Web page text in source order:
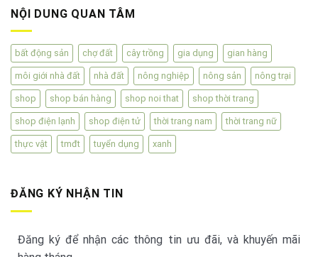
NỘI DUNG QUAN TÂM
bất động sản chợ đất cây trồng gia dụng gian hàng
môi giới nhà đất nhà đất nông nghiệp nông sản nông trại
shop shop bán hàng shop noi that shop thời trang
shop điện lạnh shop điện tử thời trang nam thời trang nữ
thực vật tmđt tuyển dụng xanh
ĐĂNG KÝ NHẬN TIN
Đăng ký để nhận các thông tin ưu đãi, và khuyến mãi